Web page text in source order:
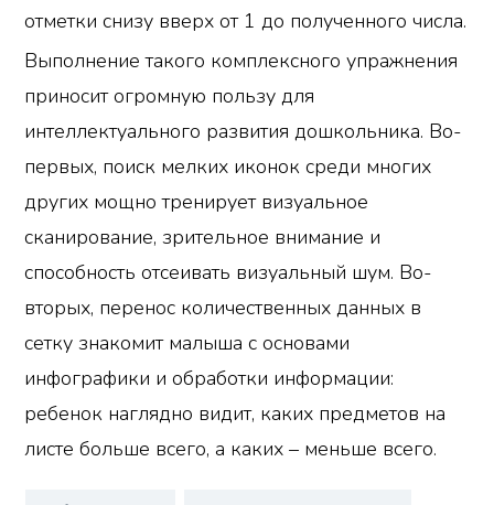
отметки снизу вверх от 1 до полученного числа.
Выполнение такого комплексного упражнения
приносит огромную пользу для
интеллектуального развития дошкольника. Во-
первых, поиск мелких иконок среди многих
других мощно тренирует визуальное
сканирование, зрительное внимание и
способность отсеивать визуальный шум. Во-
вторых, перенос количественных данных в
сетку знакомит малыша с основами
инфографики и обработки информации:
ребенок наглядно видит, каких предметов на
листе больше всего, а каких – меньше всего.